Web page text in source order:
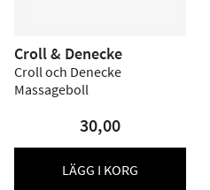
Croll & Denecke
Croll och Denecke
Massageboll
30,00
LÄGG I KORG